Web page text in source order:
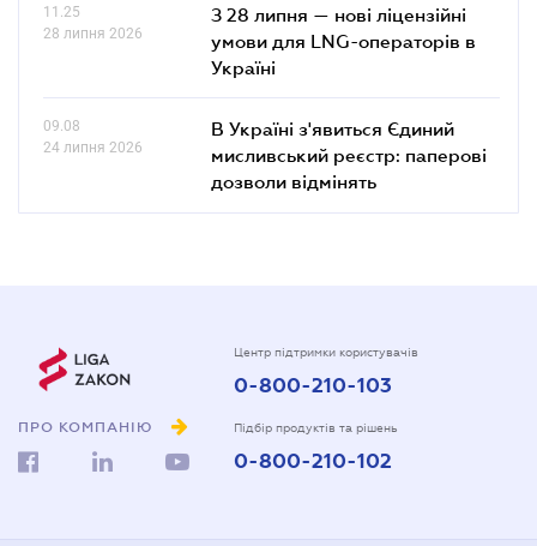
11.25
28 липня 2026
З 28 липня — нові ліцензійні
умови для LNG-операторів в
Україні
09.08
24 липня 2026
В Україні з'явиться Єдиний
мисливський реєстр: паперові
дозволи відмінять
ПРО КОМПАНІЮ
Центр підтримки користувачів
0-800-210-103
Підбір продуктів та рішень
0-800-210-102